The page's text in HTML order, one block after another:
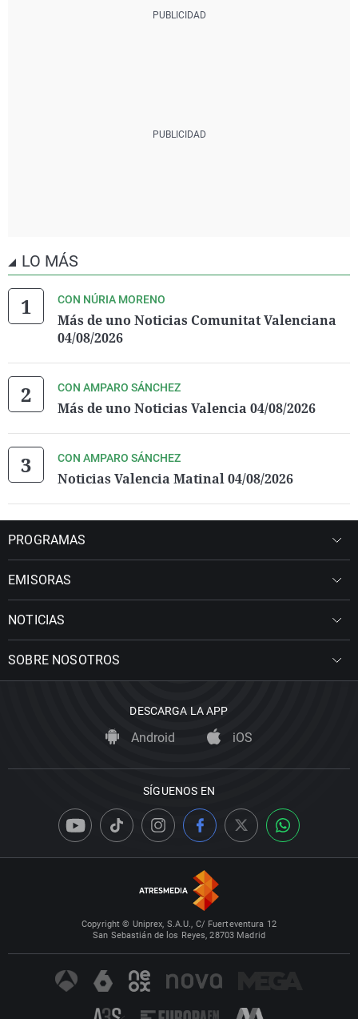
LO MÁS
CON NÚRIA MORENO
Más de uno Noticias Comunitat Valenciana
04/08/2026
CON AMPARO SÁNCHEZ
Más de uno Noticias Valencia 04/08/2026
CON AMPARO SÁNCHEZ
Noticias Valencia Matinal 04/08/2026
PROGRAMAS
EMISORAS
NOTICIAS
SOBRE NOSOTROS
DESCARGA LA APP
Android iOS
SÍGUENOS EN
Copyright © Uniprex, S.A.U., C/ Fuerteventura 12
San Sebastián de los Reyes, 28703 Madrid